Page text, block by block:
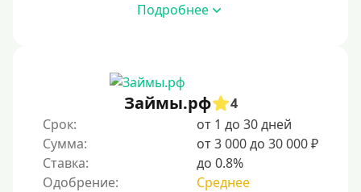
Подробнее
Займы.рф
4
Срок:
от 1 до 30 дней
Сумма:
от 3 000 до 30 000 ₽
Ставка:
до 0.8%
Одобрение:
Среднее